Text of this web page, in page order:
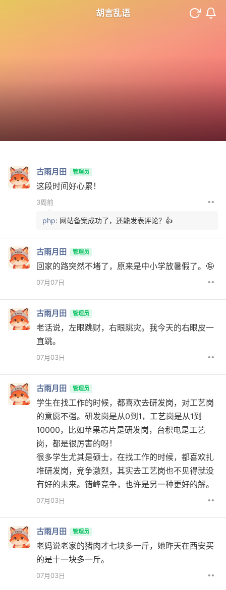
胡言乱语
古雨月田 管理员
这段时间好心累！
3周前 ••
php: 网站备案成功了，还能发表评论？👍
古雨月田 管理员
回家的路突然不堵了，原来是中小学放暑假了。🤪
07月07日 ••
古雨月田 管理员
老话说，左眼跳财，右眼跳灾。我今天的右眼皮一
直跳。
07月03日 ••
古雨月田 管理员
学生在找工作的时候，都喜欢去研发岗，对工艺岗
的意愿不强。研发岗是从0到1，工艺岗是从1到
10000，比如苹果芯片是研发岗，台积电是工艺
岗，都是很厉害的呀！
很多学生尤其是硕士，在找工作的时候，都喜欢扎
堆研发岗，竞争激烈，其实去工艺岗也不见得就没
有好的未来。错峰竞争，也许是另一种更好的解。
07月03日 ••
古雨月田 管理员
老妈说老家的猪肉才七块多一斤，她昨天在西安买
的是十一块多一斤。
07月03日 ••